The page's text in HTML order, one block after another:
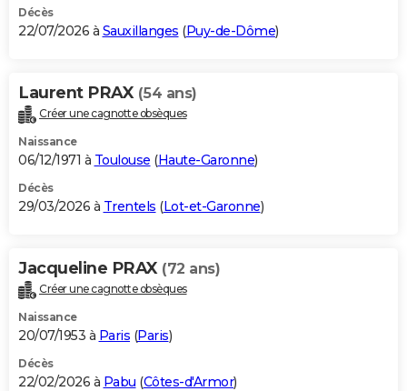
S'inscrire
Se connecter
Lycées
Collèges
Primaires
Universités
Entreprises
Service militaire
Avis de recherche
AVIS DE DÉCÈS
Bricolage
Lifestyle
Culture
Sport
Auto
Television
Voyage
Cinema
Décès
22/07/2026 à Sauxillanges (Puy-de-Dôme)
Laurent PRAX (54 ans)
Créer une cagnotte obsèques
Naissance
06/12/1971 à Toulouse (Haute-Garonne)
Décès
29/03/2026 à Trentels (Lot-et-Garonne)
Jacqueline PRAX (72 ans)
Créer une cagnotte obsèques
Naissance
20/07/1953 à Paris (Paris)
Décès
22/02/2026 à Pabu (Côtes-d'Armor)